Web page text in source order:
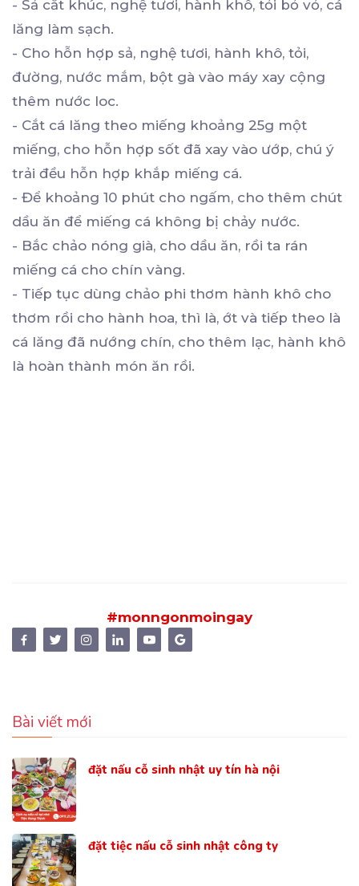
- Sả cắt khúc, nghệ tươi, hành khô, tỏi bỏ vỏ, cá
lăng làm sạch.
- Cho hỗn hợp sả, nghệ tươi, hành khô, tỏi,
đường, nước mắm, bột gà vào máy xay cộng
thêm nước loc.
- Cắt cá lăng theo miếng khoảng 25g một
miếng, cho hỗn hợp sốt đã xay vào ướp, chú ý
trải đều hỗn hợp khắp miếng cá.
- Để khoảng 10 phút cho ngấm, cho thêm chút
dầu ăn để miếng cá không bị chảy nước.
- Bắc chảo nóng già, cho dầu ăn, rồi ta rán
miếng cá cho chín vàng.
- Tiếp tục dùng chảo phi thơm hành khô cho
thơm rồi cho hành hoa, thì là, ớt và tiếp theo là
cá lăng đã nướng chín, cho thêm lạc, hành khô
là hoàn thành món ăn rồi.
#monngonmoingay
Bài viết mới
đặt nấu cỗ sinh nhật uy tín hà nội
đặt tiệc nấu cỗ sinh nhật công ty